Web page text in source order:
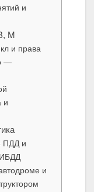
и
M
и права
—
и
ПДД и
и